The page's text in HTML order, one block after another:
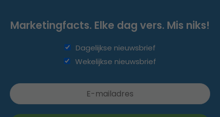
Marketingfacts. Elke dag vers. Mis niks!
Dagelijkse nieuwsbrief
Wekelijkse nieuwsbrief